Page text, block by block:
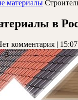
материалы
в
комментария | 15:07